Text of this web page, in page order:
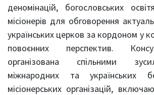
деномінацій, богословських
місіонерів для обговорення
українських церков за кордоном у
повоєнних перспектив.
організована спільними
міжнародних та українських
місіонерських організацій,